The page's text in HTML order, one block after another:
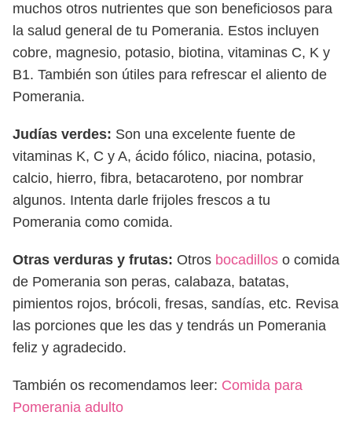
muchos otros nutrientes que son beneficiosos para
la salud general de tu Pomerania. Estos incluyen
cobre, magnesio, potasio, biotina, vitaminas C, K y
B1. También son útiles para refrescar el aliento de
Pomerania.
Judías verdes: Son una excelente fuente de
vitaminas K, C y A, ácido fólico, niacina, potasio,
calcio, hierro, fibra, betacaroteno, por nombrar
algunos. Intenta darle frijoles frescos a tu
Pomerania como comida.
Otras verduras y frutas: Otros bocadillos o comida
de Pomerania son peras, calabaza, batatas,
pimientos rojos, brócoli, fresas, sandías, etc. Revisa
las porciones que les das y tendrás un Pomerania
feliz y agradecido.
También os recomendamos leer: Comida para
Pomerania adulto